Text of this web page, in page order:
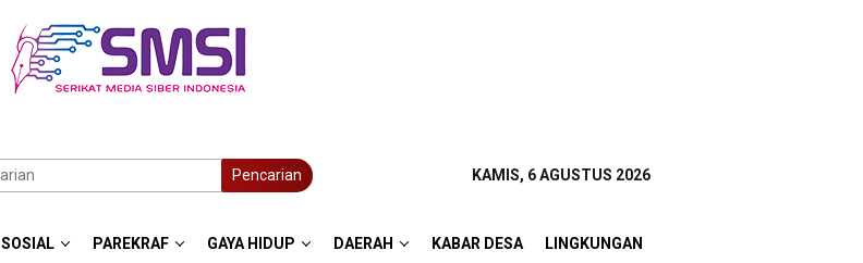
Pencarian KAMIS, 6 AGUSTUS 2026
SOSIAL PAREKRAF GAYA HIDUP DAERAH KABAR DESA LINGKUNGAN